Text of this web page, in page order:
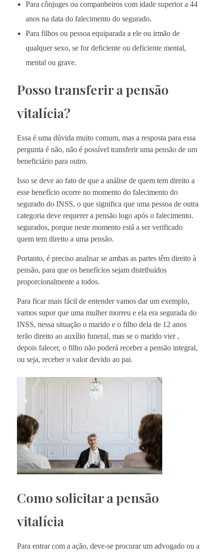
Para cônjuges ou companheiros com idade superior a 44
anos na data do falecimento do segurado.
Para filhos ou pessoa equiparada a ele ou irmão de
qualquer sexo, se for deficiente ou deficiente mental,
mental ou grave.
Posso transferir a pensão
vitalícia?
Essa é uma dúvida muito comum, mas a resposta para essa
pergunta é não, não é possível transferir uma pensão de um
beneficiário para outro.
Isso se deve ao fato de que a análise de quem tem direito a
esse benefício ocorre no momento do falecimento do
segurado do INSS, o que significa que uma pessoa de outra
categoria deve requerer a pensão logo após o falecimento.
segurados, porque neste momento está a ser verificado
quem tem direito a uma pensão.
Portanto, é preciso analisar se ambas as partes têm direito à
pensão, para que os benefícios sejam distribuídos
proporcionalmente a todos.
Para ficar mais fácil de entender vamos dar um exemplo,
vamos supor que uma mulher morreu e ela era segurada do
INSS, nessa situação o marido e o filho dela de 12 anos
terão direito ao auxílio funeral, mas se o marido vier ,
depois falecer, o filho não poderá receber a pensão integral,
ou seja, receber o valor devido ao pai.
Como solicitar a pensão
vitalícia
Para entrar com a ação, deve-se procurar um advogado ou a